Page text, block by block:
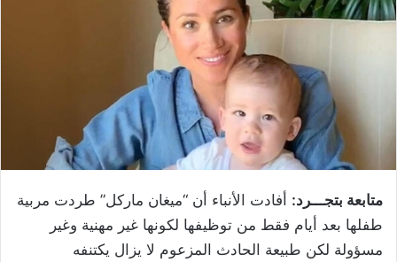
متابعة بتجـــرد: أفادت الأنباء أن “ميغان ماركل” طردت مربية
طفلها بعد أيام فقط من توظيفها لكونها غير مهنية وغير
مسؤولة لكن طبيعة الحادث المزعوم لا يزال يكتنفه